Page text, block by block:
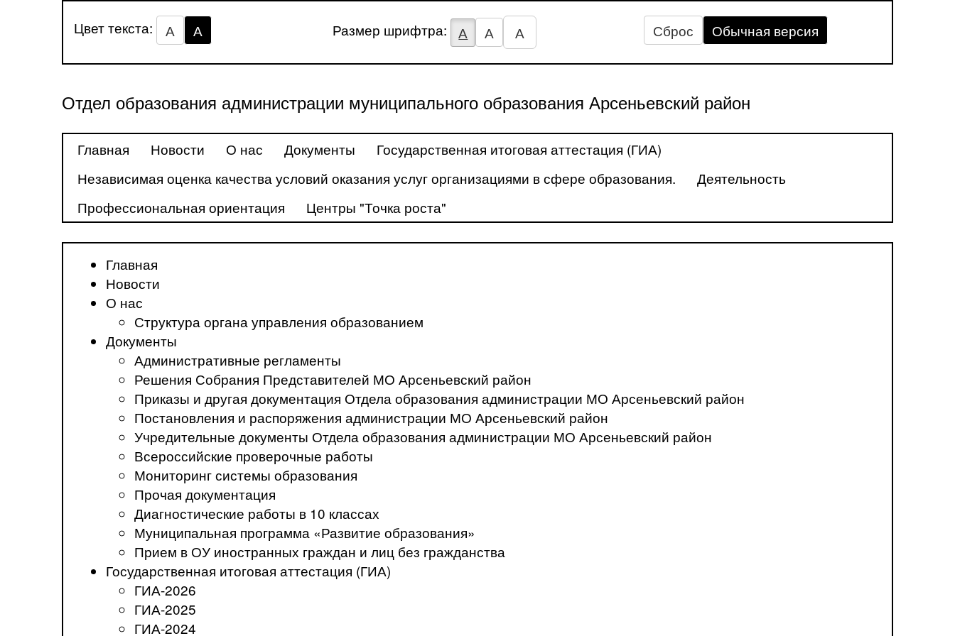
Цвет текста: А А Размер шрифтра: А А А Сброс Обычная версия
Отдел образования администрации муниципального образования Арсеньевский район
Главная Новости О нас Документы
Государственная итоговая аттестация (ГИА)
Независимая оценка качества условий оказания услуг организациями в сфере образования.
Деятельность
Профессиональная ориентация
Центры "Точка роста"
Главная
Новости
О нас
Структура органа управления образованием
Документы
Административные регламенты
Решения Собрания Представителей МО Арсеньевский район
Приказы и другая документация Отдела образования администрации МО Арсеньевский район
Постановления и распоряжения администрации МО Арсеньевский район
Учредительные документы Отдела образования администрации МО Арсеньевский район
Всероссийские проверочные работы
Мониторинг системы образования
Прочая документация
Диагностические работы в 10 классах
Муниципальная программа «Развитие образования»
Прием в ОУ иностранных граждан и лиц без гражданства
Государственная итоговая аттестация (ГИА)
ГИА-2026
ГИА-2025
ГИА-2024